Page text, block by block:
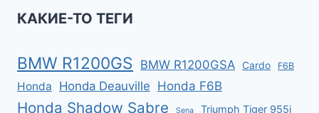
КАКИЕ-ТО ТЕГИ
BMW R1200GS BMW R1200GSA Cardo F6B
Honda Honda Deauville Honda F6B
Honda Shadow Sabre Sena Triumph Tiger 955i